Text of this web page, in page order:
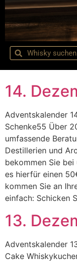
14.
Adventskalender
Schenke55 Über
umfassende
Destillerien und
bekommen Sie
es hierfür einen
kommen Sie an
einfach: Schicken
13.
Adventskalender
Cake